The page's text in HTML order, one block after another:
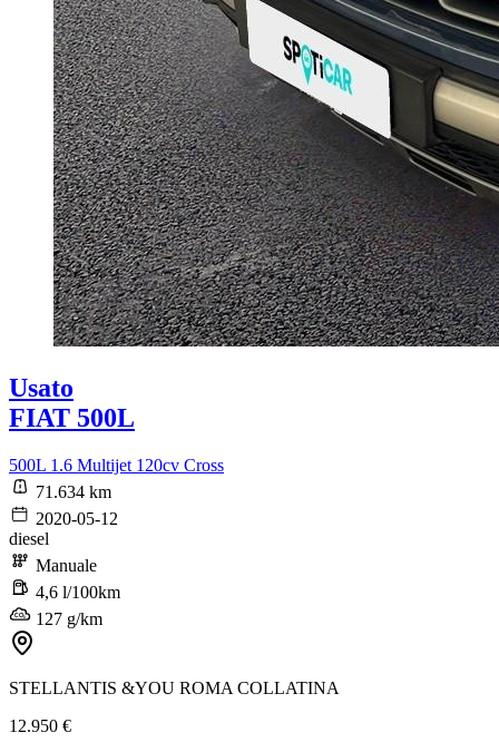
Usato
FIAT 500L
500L 1.6 Multijet 120cv Cross
71.634 km
2020-05-12
diesel
Manuale
4,6 l/100km
127 g/km
STELLANTIS &YOU ROMA COLLATINA
12.950 €